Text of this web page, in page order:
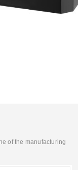
of the manufacturing